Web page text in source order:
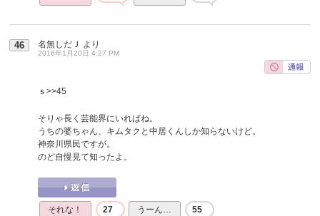
46 名無しだＪ より
2016年1月20日 4:27 PM
ｓ >>45
そりゃ長く芸能界にいればね。
うちの婆ちゃん、キムタクと中居くんしか知らないけど。
神奈川県民ですが。
のど自慢見て知ったよ。
それな！ 27 うーん… 55